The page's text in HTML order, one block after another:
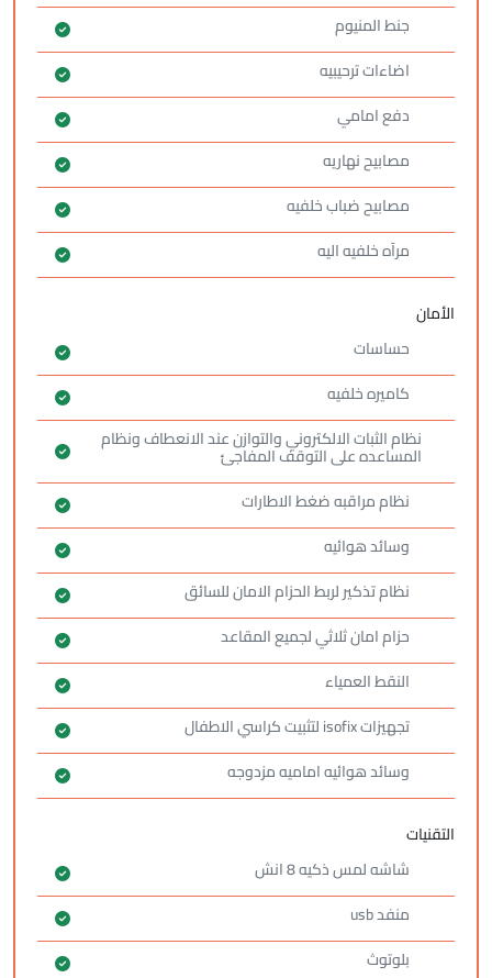
جنط المنيوم
اضاءات ترحيبيه
دفع امامي
مصابيح نهاريه
مصابيح ضباب خلفيه
مرآه خلفيه اليه
الأمان
حساسات
كاميره خلفيه
نظام الثبات الالكتروني والتوازن عند الانعطاف ونظام
المساعده على التوقف المفاجئ
نظام مراقبه ضغط الاطارات
وسائد هوائيه
نظام تذكير لربط الحزام الامان للسائق
حزام امان ثلاثي لجميع المقاعد
النقط العمياء
تجهيزات isofix لتثبيت كراسي الاطفال
وسائد هوائيه اماميه مزدوجه
التقنيات
شاشه لمس ذكيه 8 انش
منفد usb
بلوتوث